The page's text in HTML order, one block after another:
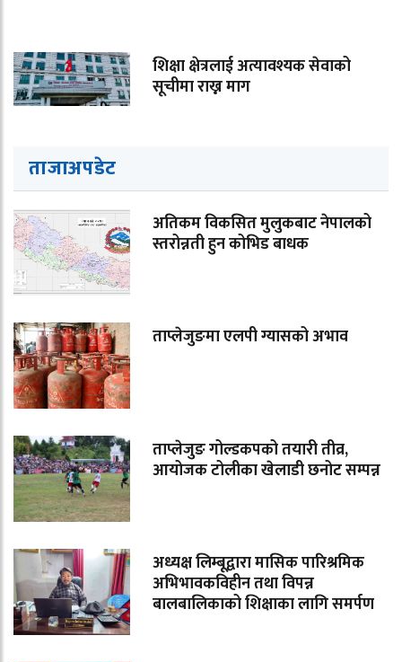
शिक्षा क्षेत्रलाई अत्यावश्यक सेवाको
सूचीमा राख्न माग
ताजाअपडेट
अतिकम विकसित मुलुकबाट नेपालको
स्तरोन्नती हुन कोभिड बाधक
ताप्लेजुङमा एलपी ग्यासको अभाव
ताप्लेजुङ गोल्डकपको तयारी तीव्र,
आयोजक टोलीका खेलाडी छनोट सम्पन्न
अध्यक्ष लिम्बूद्वारा मासिक पारिश्रमिक
अभिभावकविहीन तथा विपन्न
बालबालिकाको शिक्षाका लागि समर्पण